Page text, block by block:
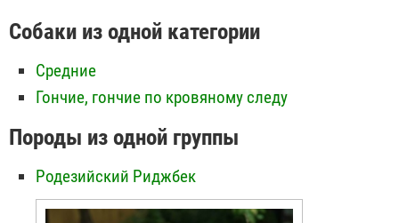
Собаки из одной категории
Средние
Гончие, гончие по кровяному следу
Породы из одной группы
Родезийский Риджбек